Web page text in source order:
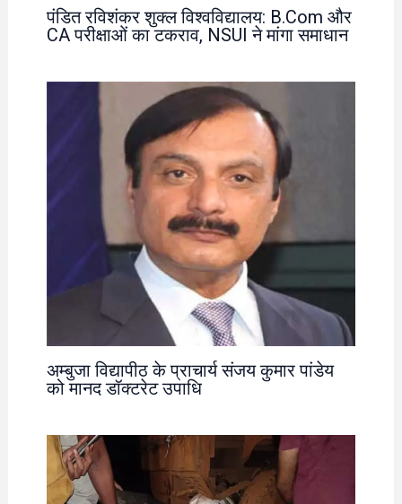
पंडित रविशंकर शुक्ल विश्वविद्यालय: B.Com और
CA परीक्षाओं का टकराव, NSUI ने मांगा समाधान
अम्बुजा विद्यापीठ के प्राचार्य संजय कुमार पांडेय
को मानद डॉक्टरेट उपाधि